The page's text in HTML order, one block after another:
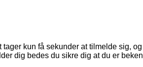
kun få sekunder at tilmelde sig,
dig bedes du sikre dig at du er